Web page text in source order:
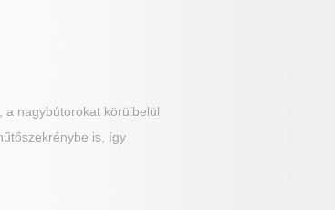
a nagybútorokat körülbelül
is, így